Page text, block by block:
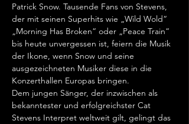
Patrick Snow. Tausende Fans von Stevens,
der mit seinen Superhits wie „Wild Wold“
„Morning Has Broken“ oder „Peace Train“
bis heute unvergessen ist, feiern die Musik
der Ikone, wenn Snow und seine
ausgezeichneten Musiker diese in die
Konzerthallen Europas bringen.
Dem jungen Sänger, der inzwischen als
bekanntester und erfolgreichster Cat
Stevens Interpret weltweit gilt, gelingt das